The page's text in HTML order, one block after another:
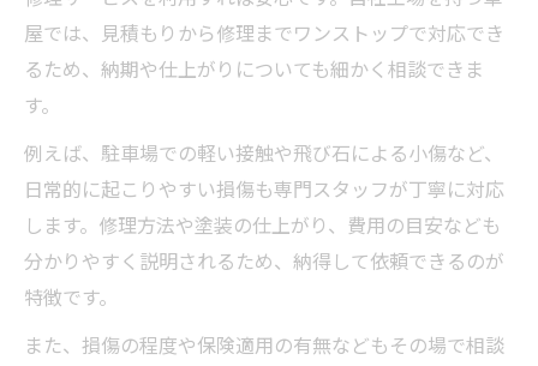
屋では、見積もりから修理までワンストップで対応でき
るため、納期や仕上がりについても細かく相談できま
す。
例えば、駐車場での軽い接触や飛び石による小傷など、
日常的に起こりやすい損傷も専門スタッフが丁寧に対応
します。修理方法や塗装の仕上がり、費用の目安なども
分かりやすく説明されるため、納得して依頼できるのが
特徴です。
また、損傷の程度や保険適用の有無などもその場で相談